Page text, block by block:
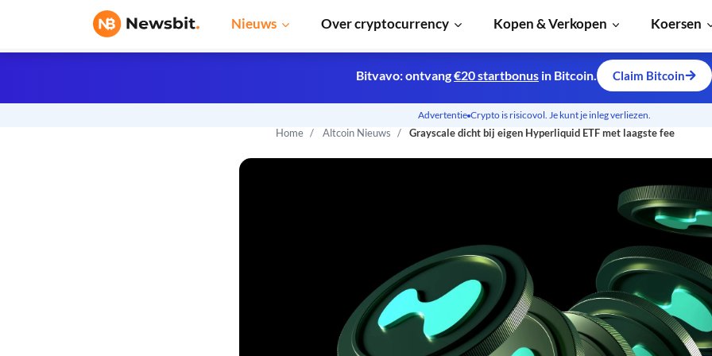
Nieuws Over cryptocurrency Kopen & Verkopen Koersen
Home Altcoin Nieuws Grayscale dicht bij eigen Hyperliquid ETF met laagste fee
Bitvavo: ontvang€20 startbonus in Bitcoin. Claim Bitcoin
Advertentie Crypto is risicovol. Je kunt je inleg verliezen.